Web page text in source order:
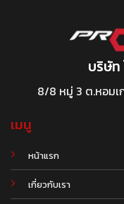
บริษัท
8/8 หมู่ 3 ต.หอมเ
เมนู
หน้าแรก
เกี่ยวกับเรา